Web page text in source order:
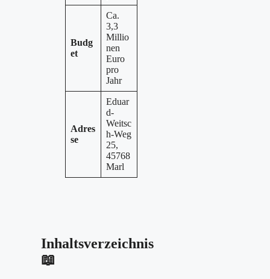
Budg
et
Ca.
3,3
Millio
nen
Euro
pro
Jahr
Adres
se
Eduar
d-
Weitsc
h-Weg
25,
45768
Marl
Inhaltsverzeichnis
📖